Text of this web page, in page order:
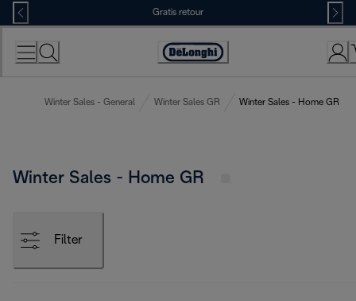
Skip
to
Content
Gratis retour
Accessibility
Winter Sales - General Winter Sales GR Winter Sales - Home GR
Winter Sales - Home GR
Filter